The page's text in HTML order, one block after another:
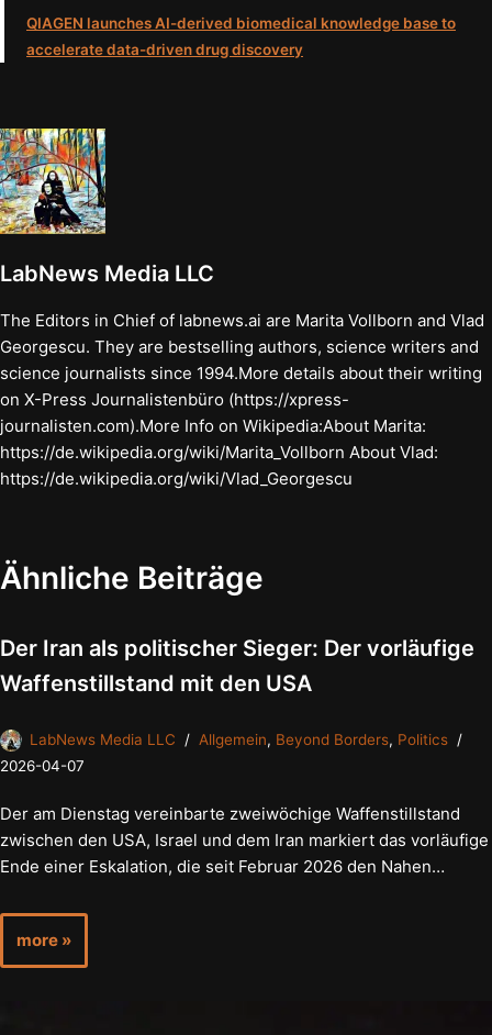
QIAGEN launches AI-derived biomedical knowledge base to
accelerate data-driven drug discovery
LabNews Media LLC
The Editors in Chief of labnews.ai are Marita Vollborn and Vlad
Georgescu. They are bestselling authors, science writers and
science journalists since 1994.More details about their writing
on X-Press Journalistenbüro (https://xpress-
journalisten.com).More Info on Wikipedia:About Marita:
https://de.wikipedia.org/wiki/Marita_Vollborn About Vlad:
https://de.wikipedia.org/wiki/Vlad_Georgescu
Ähnliche Beiträge
Der Iran als politischer Sieger: Der vorläufige
Waffenstillstand mit den USA
LabNews Media LLC Allgemein, Beyond Borders, Politics
2026-04-07
Der am Dienstag vereinbarte zweiwöchige Waffenstillstand
zwischen den USA, Israel und dem Iran markiert das vorläufige
Ende einer Eskalation, die seit Februar 2026 den Nahen…
more »